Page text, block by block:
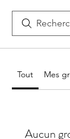
Tout Mes
Aucun